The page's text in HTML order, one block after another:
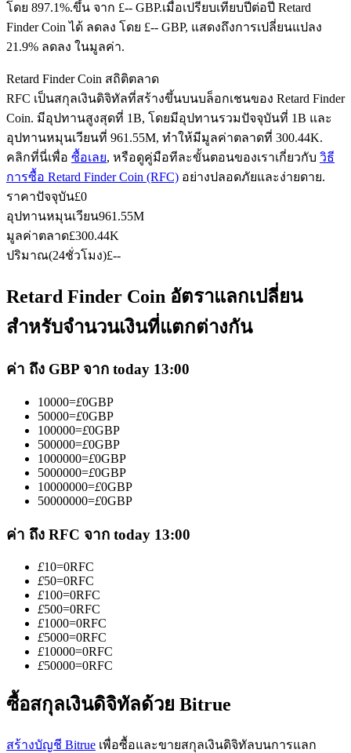
คัดลอกการซื้อขาย
เข้าร่วมกับเทรดเดอร์ชั้นนำ
เป็นเทรดเดอร์คัดลอก
เพลิดเพลินกับการแบ่งปันผลกำไรและค่าคอมมิชชั่นการคัด
การวิเคราะห์ข้อมูลขนาดใหญ่ รวมถึงข้อมูลการค้า ฯลฯ
โดย 897.1%.ขึ้น จาก £-- GBP.เมื่อเปรียบเทียบปีต่อปี Retard
Finder Coin ได้ ลดลง โดย £-- GBP, แสดงถึงการเปลี่ยนแปลง
21.9% ลดลง ในมูลค่า.
Retard Finder Coin สถิติตลาด
RFC เป็นสกุลเงินดิจิทัลที่สร้างขึ้นบนบล็อกเชนของ Retard Finder
Coin. มีอุปทานสูงสุดที่ 1B, โดยมีอุปทานรวมปัจจุบันที่ 1B และ
อุปทานหมุนเวียนที่ 961.55M, ทำให้มีมูลค่าตลาดที่ 300.44K.
คลิกที่นี่เพื่อ ซื้อเลย, หรือดูคู่มือทีละขั้นตอนของเราเกี่ยวกับ วิธี
การซื้อ Retard Finder Coin (RFC) อย่างปลอดภัยและง่ายดาย.
ราคาปัจจุบัน£0
อุปทานหมุนเวียน961.55M
มูลค่าตลาด£300.44K
ปริมาณ(24ชั่วโมง)£--
Retard Finder Coin อัตราแลกเปลี่ยน
สำหรับจำนวนเงินที่แตกต่างกัน
ค่า ถึง GBP จาก today 13:00
10000=£0GBP
50000=£0GBP
100000=£0GBP
500000=£0GBP
1000000=£0GBP
5000000=£0GBP
10000000=£0GBP
50000000=£0GBP
ค่า ถึง RFC จาก today 13:00
£10=0RFC
£50=0RFC
£100=0RFC
£500=0RFC
£1000=0RFC
£5000=0RFC
£10000=0RFC
£50000=0RFC
ซื้อสกุลเงินดิจิทัลด้วย Bitrue
สร้างบัญชี Bitrue เพื่อซื้อและขายสกุลเงินดิจิทัลบนการแลก